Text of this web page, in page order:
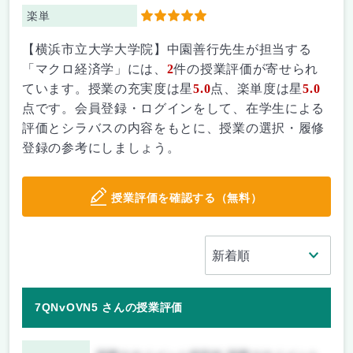
楽単 5
【横浜市立大学大学院】中園善行先生が担当する
「マクロ経済学」には、 2件の授業評価が寄せられ
ています。授業の充実度は星5.0点、楽単度は星5.0
点です。会員登録・ログインをして、在学生による
評価とシラバスの内容をもとに、授業の選択・履修
登録の参考にしましょう。
授業評価を確認する（無料）
7QNvOVN5 さんの授業評価